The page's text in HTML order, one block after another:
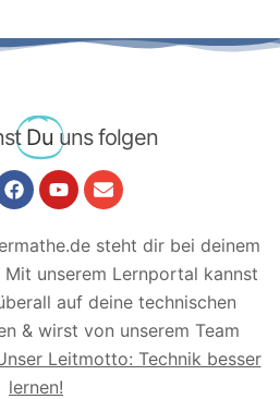
Du uns folgen
steht dir bei deinem
unserem Lernportal kannst
auf deine technischen
& wirst von unserem Team
Leitmotto: Technik besser
lernen!